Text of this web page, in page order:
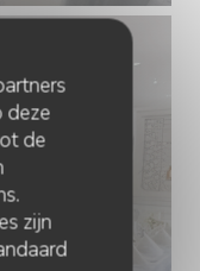
deze
de
zijn